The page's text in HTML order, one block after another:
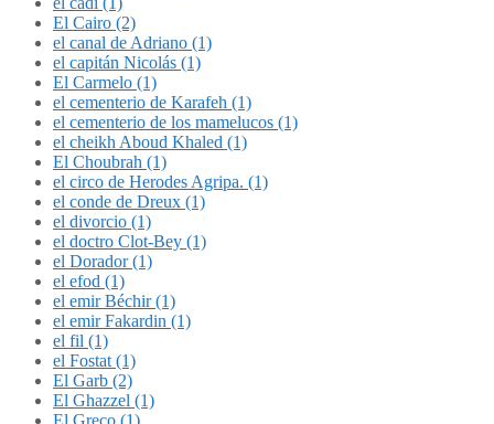
El Cairo (2)
el canal de Adriano (1)
el capitán Nicolás (1)
El Carmelo (1)
el cementerio de Karafeh (1)
el cementerio de los mamelucos (1)
el cheikh Aboud Khaled (1)
El Choubrah (1)
el circo de Herodes Agripa. (1)
el conde de Dreux (1)
el divorcio (1)
el doctro Clot-Bey (1)
el Dorador (1)
el efod (1)
el emir Béchir (1)
el emir Fakardin (1)
el fil (1)
el Fostat (1)
El Garb (2)
El Ghazzel (1)
El Greco (1)